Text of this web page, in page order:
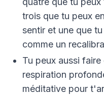
trois que tu peux
sentir et une que
comme un
Tu peux aussi
respiration
méditative pour